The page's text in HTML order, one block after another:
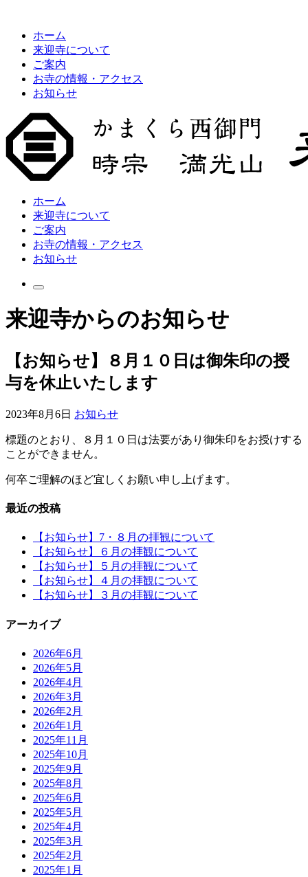
ホーム
来迎寺について
ご案内
お寺の情報・アクセス
お知らせ
ホーム
来迎寺について
ご案内
お寺の情報・アクセス
お知らせ
来迎寺からのお知らせ
【お知らせ】８月１０日は御朱印の授
与を休止いたします
2023年8月6日 お知らせ
標題のとおり、８月１０日は法要があり御朱印をお授けする
ことができません。
何卒ご理解のほど宜しくお願い申し上げます。
最近の投稿
【お知らせ】7・８月の拝観について
【お知らせ】６月の拝観について
【お知らせ】５月の拝観について
【お知らせ】４月の拝観について
【お知らせ】３月の拝観について
アーカイブ
2026年6月
2026年5月
2026年4月
2026年3月
2026年2月
2026年1月
2025年11月
2025年10月
2025年9月
2025年8月
2025年6月
2025年5月
2025年4月
2025年3月
2025年2月
2025年1月